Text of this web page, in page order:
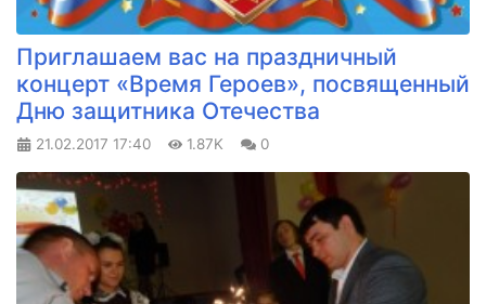
Приглашаем вас на праздничный
концерт «Время Героев», посвященный
Дню защитника Отечества
21.02.2017 17:40 1.87K 0